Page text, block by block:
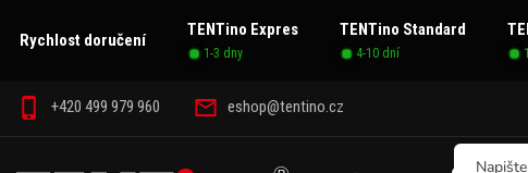
Rychlost doručení
TENTino Expres TENTino Standard
1-3 dny 4-10 dní
+420 499 979 960 eshop@tentino.cz